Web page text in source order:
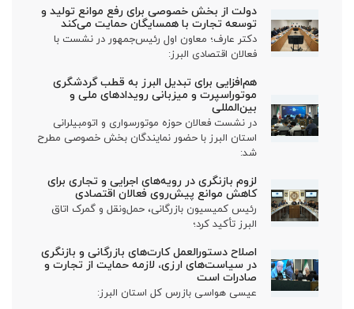
دولت از بخش خصوصی برای رفع موانع تولید و
توسعه تجارت با همسایگان حمایت می‌کند
دکتر عارف؛ معاون اول رئیس‌جمهور در نشست با
فعالان اقتصادی البرز:
هم‌افزایی برای تبدیل البرز به قطب گردشگری
موتوراسپرت و میزبانی رویدادهای ملی و
بین‌المللی
در نشست فعالان حوزه موتورسواری و اتومبیلرانی
استان البرز با حضور نمایندگان بخش خصوصی مطرح
شد:
لزوم بازنگری در رویه‌های اجرایی و تجاری برای
کاهش موانع پیش‌روی فعالان اقتصادی
رئیس کمیسیون بازرگانی، حمل‌ونقل و گمرک اتاق
البرز تأکید کرد؛
اصلاح دستورالعمل کارت‌های بازرگانی و بازنگری
در سیاست‌های ارزی، لازمه حمایت از تجارت و
صادرات است
عیسی هواسی بازرس کل استان البرز: